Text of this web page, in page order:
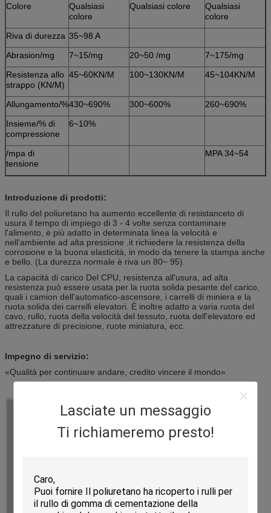
Lasciate un messaggio
Ti richiameremo presto!
Colore
Qualsiasi
colore
Qualsiasi colore
Qualsiasi
colore
Riva di durezza 35~98 A
Abrasion/mg
7~15/mg 20~50 /mg
7~175/mg
Resistenza allo
strappo (KN/M)
45~60KN/M 100~130KN/M 45~104KN/M
Allungamento/%430~690% 300~600%
260~690%
Insieme/% di
compressione
6~10%
/mpa di
tensione
MPA 34~54
Introduzione di prodotti:
Il rullo del poliuretano ha aumento eccellente di resistanceto di
usura il tempo di impiego di 3 - 4 volte senza contaminare
l'alimento, è più adatto in determinata linea la velocità e
nell'ambiente ad alta pressione .it richiedere la resistenza della
corrosione e la buona elasticità, in modo da tenere la stampa anche
e bello. (La durezza normale è riva un 80~ 95).
La capacità di carico Del CPU, resistenza all'usura, ad alta
resistenza può essere usata per la ruota solida pesante del carico,
quali i camion dell'automatico-ascensore, i carrelli di miniera e la
ruota solida dei carrelli elevatori. È inoltre adatto a varia ruota del
cavo, rullo, ruota della velocità del tessuto, ruota dell'elevatore ed
attrezzature di precisione, ruote miniatura, ecc.
Impegno di servizio:
«Qualità per continuare andare, credito vincere il mondo»